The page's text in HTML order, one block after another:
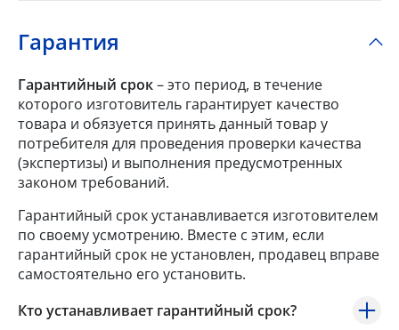
Гарантия
Гарантийный срок– это период, в течение
которого изготовитель гарантирует качество
товара и обязуется принять данный товар у
потребителя для проведения проверки качества
(экспертизы) и выполнения предусмотренных
законом требований.
Гарантийный срок устанавливается изготовителем
по своему усмотрению. Вместе с этим, если
гарантийный срок не установлен, продавец вправе
самостоятельно его установить.
Кто устанавливает гарантийный срок?